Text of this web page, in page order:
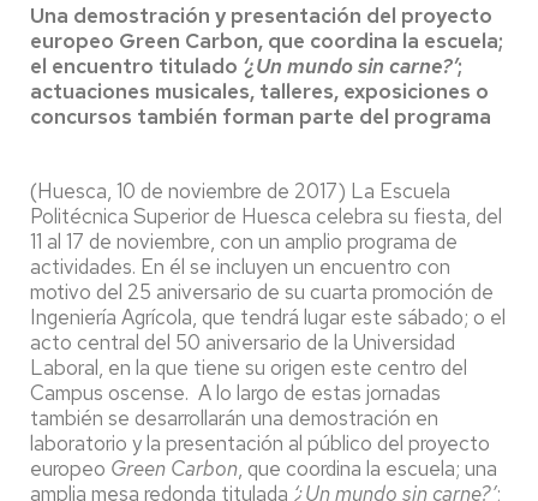
Una demostración y presentación del proyecto
europeo Green Carbon, que coordina la escuela;
el encuentro titulado ‘¿Un mundo sin carne?’;
actuaciones musicales, talleres, exposiciones o
concursos también forman parte del programa
(Huesca, 10 de noviembre de 2017) La Escuela
Politécnica Superior de Huesca celebra su fiesta, del
11 al 17 de noviembre, con un amplio programa de
actividades. En él se incluyen un encuentro con
motivo del 25 aniversario de su cuarta promoción de
Ingeniería Agrícola, que tendrá lugar este sábado; o el
acto central del 50 aniversario de la Universidad
Laboral, en la que tiene su origen este centro del
Campus oscense. A lo largo de estas jornadas
también se desarrollarán una demostración en
laboratorio y la presentación al público del proyecto
europeo Green Carbon, que coordina la escuela; una
amplia mesa redonda titulada ‘¿Un mundo sin carne?’;